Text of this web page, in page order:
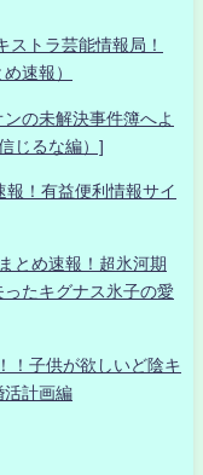
ストラ芸能情報局！
速報）
の未解決事件簿へよ
じるな編）]
！有益便利情報サイ
とめ速報！超氷河期
たキグナス氷子の愛
！子供が欲しいど陰キ
活計画編